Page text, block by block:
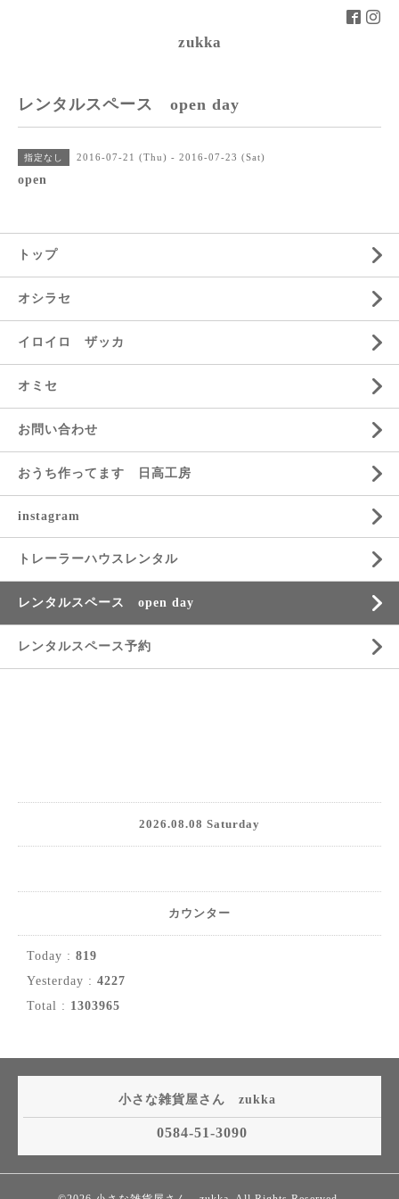
zukka
レンタルスペース open day
指定なし 2016-07-21 (Thu) - 2016-07-23 (Sat)
open
トップ
オシラセ
イロイロ ザッカ
オミセ
お問い合わせ
おうち作ってます 日高工房
instagram
トレーラーハウスレンタル
レンタルスペース open day
レンタルスペース予約
2026.08.08 Saturday
カウンター
Today : 819
Yesterday : 4227
Total : 1303965
小さな雑貨屋さん zukka
0584-51-3090